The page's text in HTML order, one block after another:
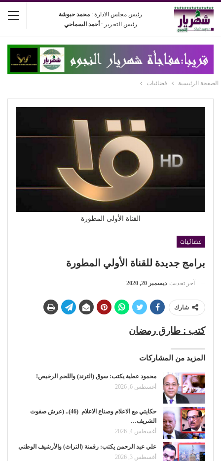
رئيس مجلس الادارة : محمد حبوشة
رئيس التحرير : أحمد السماحي
الصفحة الرئيسية فضائيات
القناة الأولى المطورة
فضائيات
برامج جديدة للقناة الأولي المطورة
آخر تحديث ديسمبر 20, 2020
شارك
كتب : طارق رمضان
المزيد من المشاركات
محمود عطية يكتب: سوق (الترند) واللحم الرخيص!
أغسطس 6, 2026
حكايتي مع الاعلام وصناع الاعلام (46).. (عرش صفوت
الشريف…
أغسطس 4, 2026
علي عبد الرحمن يكتب: رقمنة (التراث) والأرشيف الوطني
أغسطس 3, 2026